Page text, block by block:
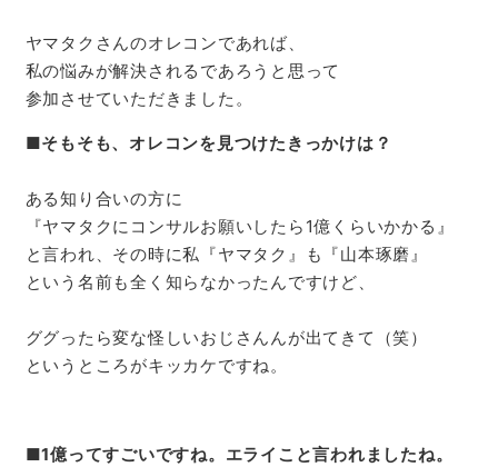
ヤマタクさんのオレコンであれば、
私の悩みが解決されるであろうと思って
参加させていただきました。
■そもそも、オレコンを見つけたきっかけは？
ある知り合いの方に
『ヤマタクにコンサルお願いしたら1億くらいかかる』
と言われ、その時に私『ヤマタク』も『山本琢磨』
という名前も全く知らなかったんですけど、
ググったら変な怪しいおじさんんが出てきて（笑）
というところがキッカケですね。
■1億ってすごいですね。エライこと言われましたね。